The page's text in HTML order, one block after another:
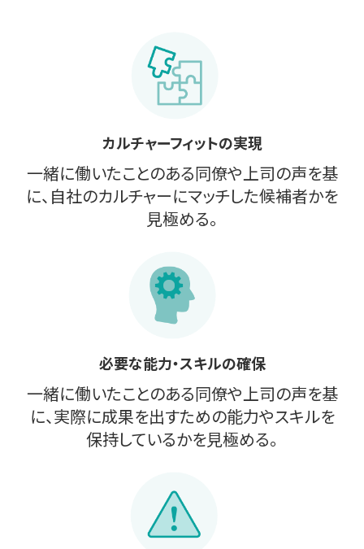
カルチャーフィットの実現
一緒に働いたことのある同僚や上司の声を基
に、自社のカルチャーにマッチした候補者かを
見極める。
必要な能力・スキルの確保
一緒に働いたことのある同僚や上司の声を基
に、実際に成果を出すための能力やスキルを
保持しているかを見極める。